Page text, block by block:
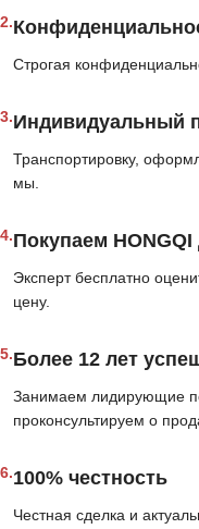
2.
Строгая
3.Индивидуальный
Транспортировку,
мы.
4.Покупаем HONGQI
Эксперт бесплатно
цену.
5.Более 12 лет
Занимаем лидирующие
проконсультируем о
6.100% честность
Честная сделка и